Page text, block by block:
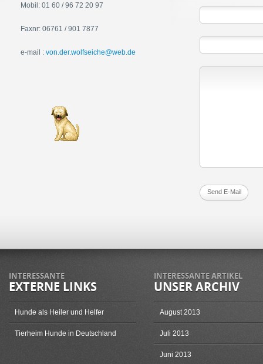
Mobil: 01 60 / 96 72 20 97
Faxnr: 06761 / 901 7877
e-mail : von.der.wolfseiche@web.de
INTERESSANTE
EXTERNE LINKS
Hunde als Heiler und Helfer
Tierheim Hunde in Deutschland
INTERESSANTE ARTIKEL
UNSER ARCHIV
August 2013
Juli 2013
Juni 2013